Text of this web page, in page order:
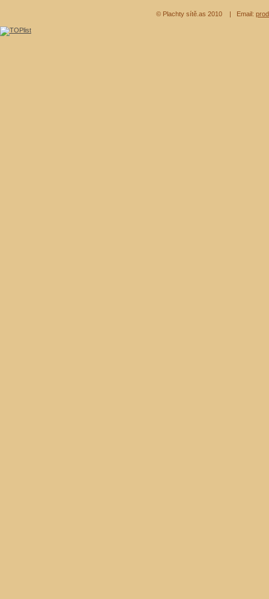
© Plachty sítě.as 2010 | Email: